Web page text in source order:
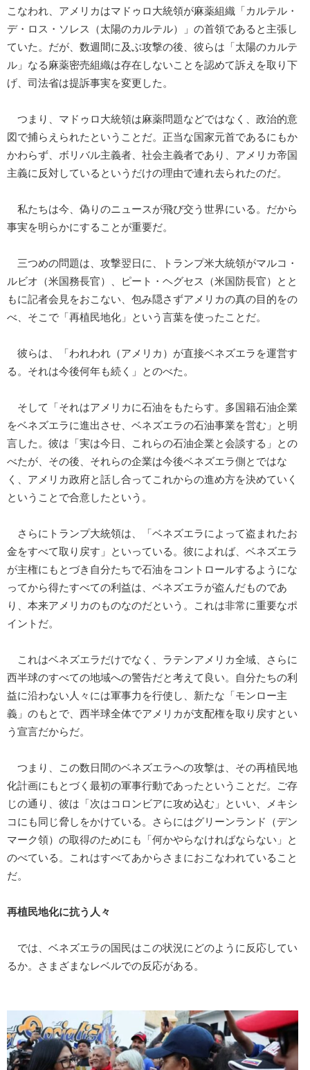
こなわれ、アメリカはマドゥロ大統領が麻薬組織「カルテル・
デ・ロス・ソレス（太陽のカルテル）」の首領であると主張し
ていた。だが、数週間に及ぶ攻撃の後、彼らは「太陽のカルテ
ル」なる麻薬密売組織は存在しないことを認めて訴えを取り下
げ、司法省は提訴事実を変更した。
つまり、マドゥロ大統領は麻薬問題などではなく、政治的意
図で捕らえられたということだ。正当な国家元首であるにもか
かわらず、ボリバル主義者、社会主義者であり、アメリカ帝国
主義に反対しているというだけの理由で連れ去られたのだ。
私たちは今、偽りのニュースが飛び交う世界にいる。だから
事実を明らかにすることが重要だ。
三つめの問題は、攻撃翌日に、トランプ米大統領がマルコ・
ルビオ（米国務長官）、ピート・ヘグセス（米国防長官）とと
もに記者会見をおこない、包み隠さずアメリカの真の目的をの
べ、そこで「再植民地化」という言葉を使ったことだ。
彼らは、「われわれ（アメリカ）が直接ベネズエラを運営す
る。それは今後何年も続く」とのべた。
そして「それはアメリカに石油をもたらす。多国籍石油企業
をベネズエラに進出させ、ベネズエラの石油事業を営む」と明
言した。彼は「実は今日、これらの石油企業と会談する」との
べたが、その後、それらの企業は今後ベネズエラ側とではな
く、アメリカ政府と話し合ってこれからの進め方を決めていく
ということで合意したという。
さらにトランプ大統領は、「ベネズエラによって盗まれたお
金をすべて取り戻す」といっている。彼によれば、ベネズエラ
が主権にもとづき自分たちで石油をコントロールするようにな
ってから得たすべての利益は、ベネズエラが盗んだものであ
り、本来アメリカのものなのだという。これは非常に重要なポ
イントだ。
これはベネズエラだけでなく、ラテンアメリカ全域、さらに
西半球のすべての地域への警告だと考えて良い。自分たちの利
益に沿わない人々には軍事力を行使し、新たな「モンロー主
義」のもとで、西半球全体でアメリカが支配権を取り戻すとい
う宣言だからだ。
つまり、この数日間のベネズエラへの攻撃は、その再植民地
化計画にもとづく最初の軍事行動であったということだ。ご存
じの通り、彼は「次はコロンビアに攻め込む」といい、メキシ
コにも同じ脅しをかけている。さらにはグリーンランド（デン
マーク領）の取得のためにも「何かやらなければならない」と
のべている。これはすべてあからさまにおこなわれていること
だ。
再植民地化に抗う人々
では、ベネズエラの国民はこの状況にどのように反応してい
るか。さまざまなレベルでの反応がある。